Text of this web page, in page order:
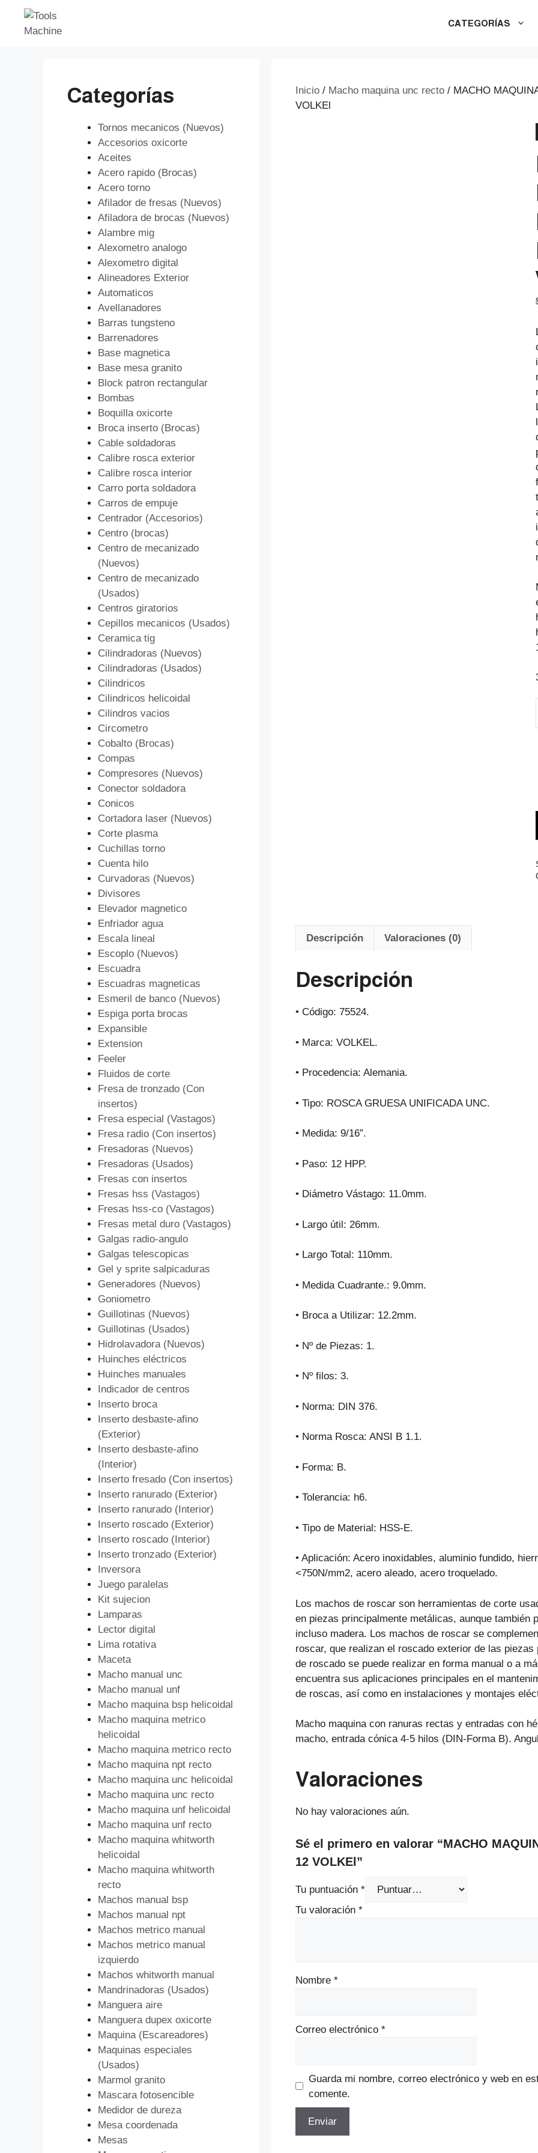
Saltar
contenido
CATEGORÍAS
Inicio / Macho maquina unc recto / MACHO
VOLKEl
Descripción Valoraciones (0)
Descripción
• Código: 75524.
• Marca: VOLKEL.
• Procedencia: Alemania.
• Tipo: ROSCA GRUESA UNIFICADA UNC.
• Medida: 9/16”.
• Paso: 12 HPP.
• Diámetro Vástago: 11.0mm.
• Largo útil: 26mm.
• Largo Total: 110mm.
• Medida Cuadrante.: 9.0mm.
• Broca a Utilizar: 12.2mm.
• Nº de Piezas: 1.
• Nº filos: 3.
• Norma: DIN 376.
• Norma Rosca: ANSI B 1.1.
• Forma: B.
• Tolerancia: h6.
• Tipo de Material: HSS-E.
• Aplicación: Acero inoxidables, aluminio fundido,
<750N/mm2, acero aleado, acero troquelado.
Los machos de roscar son herramientas de corte
en piezas principalmente metálicas, aunque también
incluso madera. Los machos de roscar se
roscar, que realizan el roscado exterior de las
de roscado se puede realizar en forma manual o a
encuentra sus aplicaciones principales en el
de roscas, así como en instalaciones y montajes
Macho maquina con ranuras rectas y entradas con
macho, entrada cónica 4-5 hilos (DIN-Forma B).
Valoraciones
No hay valoraciones aún.
Sé el primero en valorar “MACHO
12 VOLKEl”
Tu puntuación *
Tu valoración *
Nombre *
Correo electrónico *
Guarda mi nombre, correo electrónico y web en
comente.
Categorías
Tornos mecanicos (Nuevos)
Accesorios oxicorte
Aceites
Acero rapido (Brocas)
Acero torno
Afilador de fresas (Nuevos)
Afiladora de brocas (Nuevos)
Alambre mig
Alexometro analogo
Alexometro digital
Alineadores Exterior
Automaticos
Avellanadores
Barras tungsteno
Barrenadores
Base magnetica
Base mesa granito
Block patron rectangular
Bombas
Boquilla oxicorte
Broca inserto (Brocas)
Cable soldadoras
Calibre rosca exterior
Calibre rosca interior
Carro porta soldadora
Carros de empuje
Centrador (Accesorios)
Centro (brocas)
Centro de mecanizado
(Nuevos)
Centro de mecanizado
(Usados)
Centros giratorios
Cepillos mecanicos (Usados)
Ceramica tig
Cilindradoras (Nuevos)
Cilindradoras (Usados)
Cilindricos
Cilindricos helicoidal
Cilindros vacios
Circometro
Cobalto (Brocas)
Compas
Compresores (Nuevos)
Conector soldadora
Conicos
Cortadora laser (Nuevos)
Corte plasma
Cuchillas torno
Cuenta hilo
Curvadoras (Nuevos)
Divisores
Elevador magnetico
Enfriador agua
Escala lineal
Escoplo (Nuevos)
Escuadra
Escuadras magneticas
Esmeril de banco (Nuevos)
Espiga porta brocas
Expansible
Extension
Feeler
Fluidos de corte
Fresa de tronzado (Con
insertos)
Fresa especial (Vastagos)
Fresa radio (Con insertos)
Fresadoras (Nuevos)
Fresadoras (Usados)
Fresas con insertos
Fresas hss (Vastagos)
Fresas hss-co (Vastagos)
Fresas metal duro (Vastagos)
Galgas radio-angulo
Galgas telescopicas
Gel y sprite salpicaduras
Generadores (Nuevos)
Goniometro
Guillotinas (Nuevos)
Guillotinas (Usados)
Hidrolavadora (Nuevos)
Huinches eléctricos
Huinches manuales
Indicador de centros
Inserto broca
Inserto desbaste-afino
(Exterior)
Inserto desbaste-afino
(Interior)
Inserto fresado (Con insertos)
Inserto ranurado (Exterior)
Inserto ranurado (Interior)
Inserto roscado (Exterior)
Inserto roscado (Interior)
Inserto tronzado (Exterior)
Inversora
Juego paralelas
Kit sujecion
Lamparas
Lector digital
Lima rotativa
Maceta
Macho manual unc
Macho manual unf
Macho maquina bsp helicoidal
Macho maquina metrico
helicoidal
Macho maquina metrico recto
Macho maquina npt recto
Macho maquina unc helicoidal
Macho maquina unc recto
Macho maquina unf helicoidal
Macho maquina unf recto
Macho maquina whitworth
helicoidal
Macho maquina whitworth
recto
Machos manual bsp
Machos manual npt
Machos metrico manual
Machos metrico manual
izquierdo
Machos whitworth manual
Mandrinadoras (Usados)
Manguera aire
Manguera dupex oxicorte
Maquina (Escareadores)
Maquinas especiales
(Usados)
Marmol granito
Mascara fotosencible
Medidor de dureza
Mesa coordenada
Mesas